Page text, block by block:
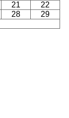
21
22
28
29